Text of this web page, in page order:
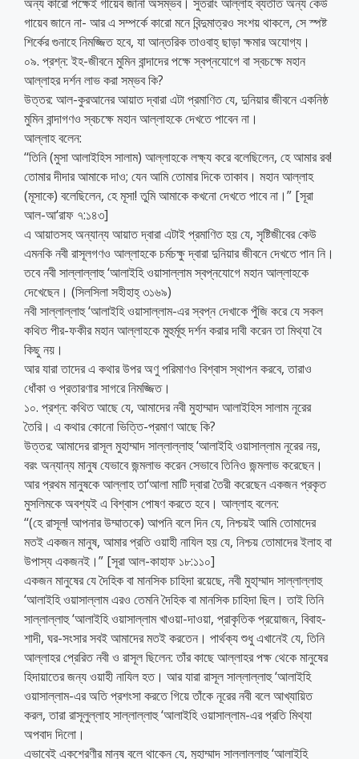
গায়েব জানে না- আর এ সম্পর্কে কারো মনে বিন্দুমাত্রও সংশয় থাকলে, সে স্পষ্ট
শির্কের গুনাহে নিমজ্জিত হবে, যা আন্তরিক তাওবাহ্ ছাড়া ক্ষমার অযোগ্য।
০৯. প্রশ্ন: ইহ-জীবনে মুমিন বান্দাদের পক্ষে স্বপ্নযোগে বা স্বচক্ষে মহান
আল্লাহর দর্শন লাভ করা সম্ভব কি?
উত্তর: আল-কুরআনের আয়াত দ্বারা এটা প্রমাণিত যে, দুনিয়ার জীবনে একনিষ্ঠ
মুমিন বান্দাগণও স্বচক্ষে মহান আল্লাহকে দেখতে পাবেন না।
আল্লাহ বলেন:
‘‘তিনি (মুসা আলাইহিস সালাম) আল্লাহকে লক্ষ্য করে বলেছিলেন, হে আমার রব!
তোমার দীদার আমাকে দাও; যেন আমি তোমার দিকে তাকাব। মহান আল্লাহ
(মূসাকে) বলেছিলেন, হে মূসা! তুমি আমাকে কখনো দেখতে পাবে না।” [সূরা
আল-আ‘রাফ ৭:১৪৩]
এ আয়াতসহ অন্যান্য আয়াত দ্বারা এটাই প্রমাণিত হয় যে, সৃষ্টিজীবের কেউ
এমনকি নবী রাসূলগণও আল্লাহকে চর্মচক্ষু দ্বারা দুনিয়ার জীবনে দেখতে পান নি।
তবে নবী সাল্লাল্লাহু ‘আলাইহি ওয়াসাল্লাম স্বপ্নযোগে মহান আল্লাহকে
দেখেছেন। (সিলসিলা সহীহাহ্ ৩১৬৯)
নবী সাল্লাল্লাহু ‘আলাইহি ওয়াসাল্লাম-এর স্বপ্ন দেখাকে পুঁজি করে যে সকল
কথিত পীর-ফকীর মহান আল্লাহকে মুহুর্মূহু দর্শন করার দাবী করেন তা মিথ্যা বৈ
কিছু নয়।
আর যারা তাদের এ কথার উপর অণু পরিমাণও বিশ্বাস স্থাপন করবে, তারাও
ধোঁকা ও প্রতারণার সাগরে নিমজ্জিত।
১০. প্রশ্ন: কথিত আছে যে, আমাদের নবী মুহাম্মাদ আলাইহিস সালাম নূরের
তৈরি। এ কথার কোনো ভিত্তি-প্রমাণ আছে কি?
উত্তর: আমাদের রাসূল মুহাম্মাদ সাল্লাল্লাহু ‘আলাইহি ওয়াসাল্লাম নূরের নয়,
বরং অন্যান্য মানুষ যেভাবে জন্মলাভ করেন সেভাবে তিনিও জন্মলাভ করেছেন।
আর প্রথম মানুষকে আল্লাহ তা‘আলা মাটি দ্বারা তৈরী করেছেন একজন প্রকৃত
মুসলিমকে অবশ্যই এ বিশ্বাস পোষণ করতে হবে। আল্লাহ বলেন:
‘‘(হে রাসূল! আপনার উম্মাতকে) আপনি বলে দিন যে, নিশ্চয়ই আমি তোমাদের
মতই একজন মানুষ, আমার প্রতি ওয়াহী নাযিল হয় যে, নিশ্চয় তোমাদের ইলাহ বা
উপাস্য একজনই।” [সূরা আল-কাহাফ ১৮:১১০]
একজন মানুষের যে দৈহিক বা মানসিক চাহিদা রয়েছে, নবী মুহা্ম্মাদ সাল্লাল্লাহু
‘আলাইহি ওয়াসাল্লাম এরও তেমনি দৈহিক বা মানসিক চাহিদা ছিল। তাই তিনি
সাল্লাল্লাহু ‘আলাইহি ওয়াসাল্লাম খাওয়া-দাওয়া, প্রাকৃতিক প্রয়োজন, বিবাহ-
শাদী, ঘর-সংসার সবই আমাদের মতই করতেন। পার্থক্য শুধু এখানেই যে, তিনি
আল্লাহর প্রেরিত নবী ও রাসূল ছিলেন: তাঁর কাছে আল্লাহর পক্ষ থেকে মানুষের
হিদায়াতের জন্য ওয়াহী নাযিল হত। আর যারা রাসূল সাল্লাল্লাহু ‘আলাইহি
ওয়াসাল্লাম-এর অতি প্রশংসা করতে গিয়ে তাঁকে নূরের নবী বলে আখ্যায়িত
করল, তারা রাসূলুল্লাহ সাল্লাল্লাহু ‘আলাইহি ওয়াসাল্লাম-এর প্রতি মিথ্যা
অপবাদ দিলো।
এভাবেই একশ্রেণীর মানুষ বলে থাকেন যে, মুহাম্মাদ সাল্লাল্লাহু ‘আলাইহি